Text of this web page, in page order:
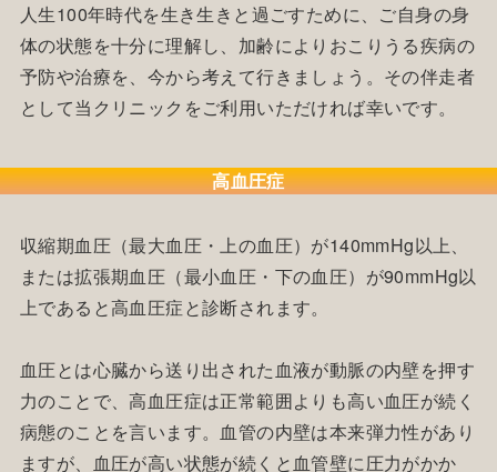
人生100年時代を生き生きと過ごすために、ご自身の身
体の状態を十分に理解し、加齢によりおこりうる疾病の
予防や治療を、今から考えて行きましょう。その伴走者
として当クリニックをご利用いただければ幸いです。
高血圧症
収縮期血圧（最大血圧・上の血圧）が140mmHg以上、
または拡張期血圧（最小血圧・下の血圧）が90mmHg以
上であると高血圧症と診断されます。
血圧とは心臓から送り出された血液が動脈の内壁を押す
力のことで、高血圧症は正常範囲よりも高い血圧が続く
病態のことを言います。血管の内壁は本来弾力性があり
ますが、血圧が高い状態が続くと血管壁に圧力がかか